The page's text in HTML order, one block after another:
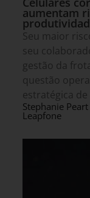
aumentam
Seu maior
seu
gestão da
questão
estratégica de
Stephanie
Leapfone